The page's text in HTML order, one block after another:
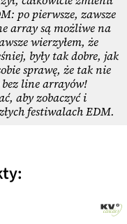
po pierwsze, zawsze
array są możliwe na
wierzyłem, że
były tak dobre, jak
sprawę, że tak nie
line arrayów!
aby zobaczyć i
festiwalach EDM.